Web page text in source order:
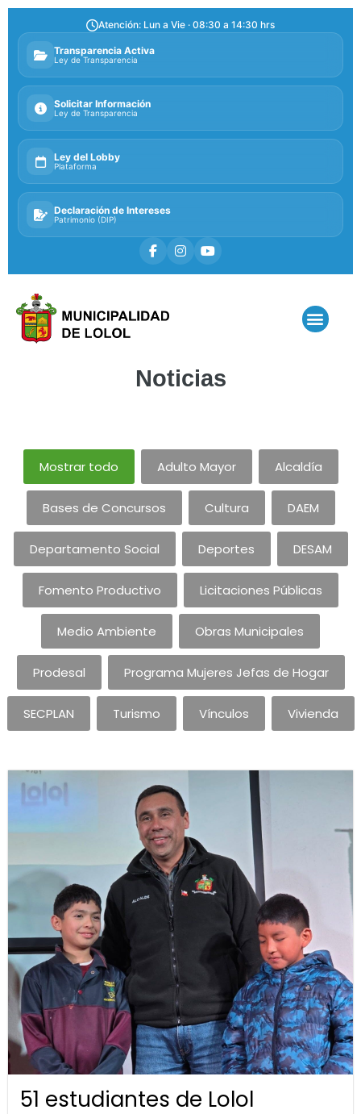
Atención: Lun a Vie · 08:30 a 14:30 hrs
Transparencia Activa
Ley de Transparencia
Solicitar Información
Ley de Transparencia
Ley del Lobby
Plataforma
Declaración de Intereses
Patrimonio (DIP)
Noticias
Mostrar todo Adulto Mayor Alcaldía
Bases de Concursos Cultura DAEM
Departamento Social Deportes DESAM
Fomento Productivo Licitaciones Públicas
Medio Ambiente Obras Municipales
Prodesal Programa Mujeres Jefas de Hogar
SECPLAN Turismo Vínculos Vivienda
51 estudiantes de Lolol